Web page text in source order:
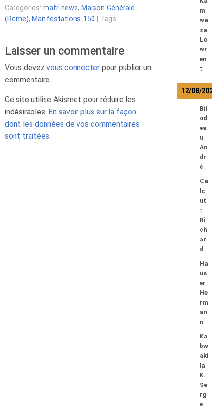
Categories: mafr-news, Maison Générale
(Rome), Manifestations-150 | Tags:
Laisser un commentaire
Vous devez vous connecter pour publier un
commentaire.
Ce site utilise Akismet pour réduire les
indésirables. En savoir plus sur la façon
dont les données de vos commentaires
sont traitées.
m
wa
za
Lo
wr
en
t
12/08/2026
Bil
od
ea
u
An
dr
é
Ca
lc
ut
t
Ri
ch
ar
d
Ha
us
er
He
rm
an
n
Ka
bw
aki
la
K.
Se
rg
e